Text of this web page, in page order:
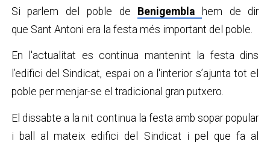
Si parlem del poble de Benigembla
hem de dir
que Sant Antoni era la festa més important del poble.
En l'actualitat es continua mantenint la festa dins
l’edifici del Sindicat, espai on a l'interior s’ajunta tot el
poble per menjar-se el tradicional gran putxero.
El dissabte a la nit continua la festa amb sopar popular
i ball al mateix edifici del Sindicat i pel que fa al